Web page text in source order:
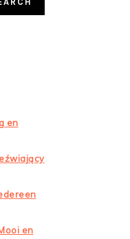
en
en